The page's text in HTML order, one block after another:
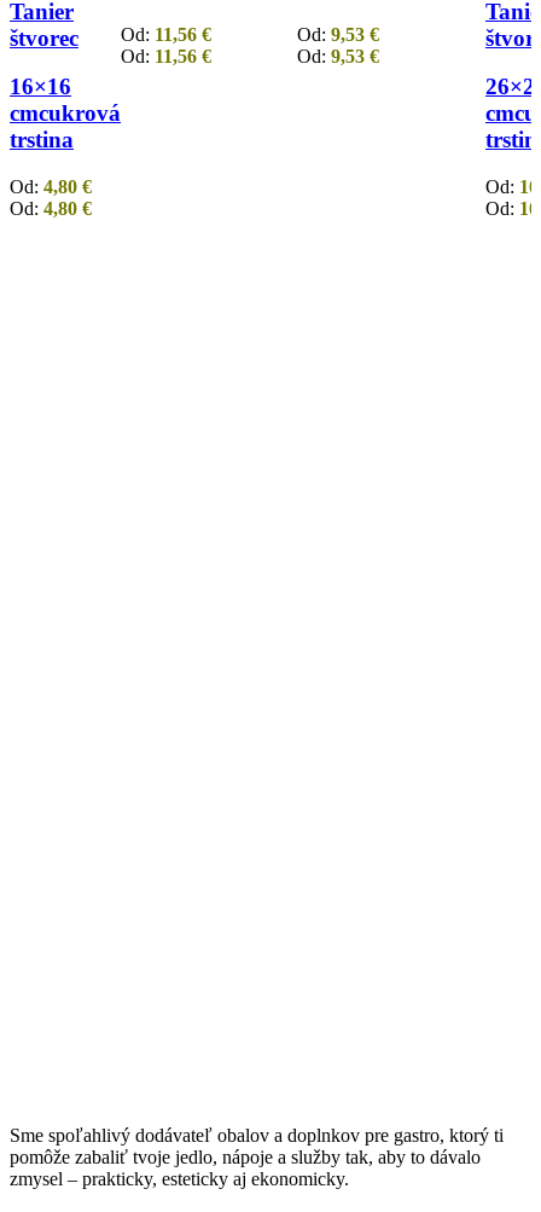
Tanier
štvorec
16×16
cmcukrová
trstina
Od: 4,80 €
Od: 4,80 €
Od: 11,56 €
Od: 11,56 €
Od: 9,53 €
Od: 9,53 €
cm
Od:
Od:
Sme spoľahlivý dodávateľ obalov a doplnkov pre gastro, ktorý ti
pomôže zabaliť tvoje jedlo, nápoje a služby tak, aby to dávalo
zmysel – prakticky, esteticky aj ekonomicky.